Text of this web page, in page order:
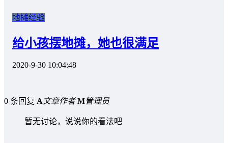
地摊经验
给小孩摆地摊，她也很满足
2020-9-30 10:04:48
0 条回复 A文章作者 M管理员
暂无讨论，说说你的看法吧